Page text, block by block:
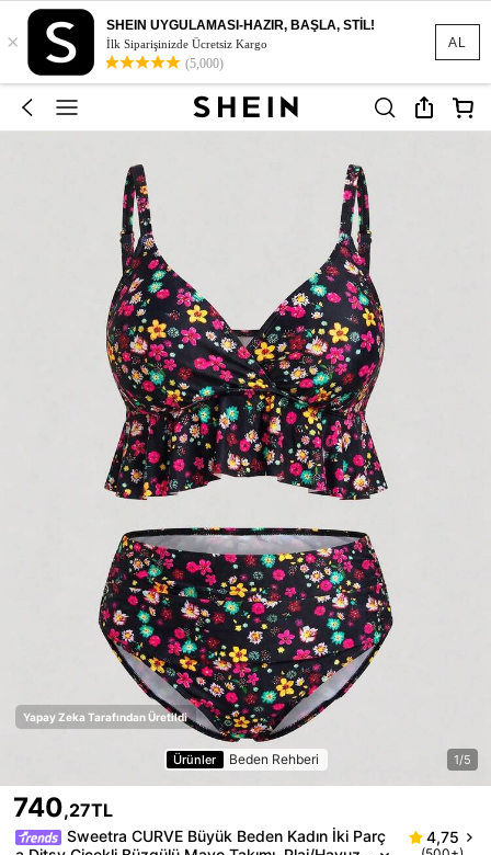
AL
×
SHEIN UYGULAMASI-HAZIR, BAŞLA, STİL!
İlk Siparişinizde Ücretsiz Kargo
(5,000)
Yapay Zeka Tarafından Üretildi
Ürünler Beden Rehberi 1/5
740,27TL
Sweetra CURVE Büyük Beden Kadın İki Parç
4,75